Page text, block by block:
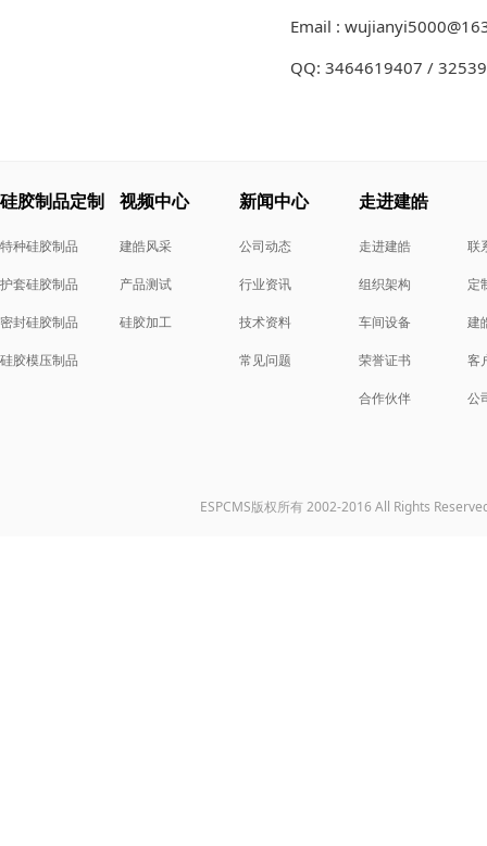
Email :
QQ: 3464619407 /
硅胶制品定制
特种硅胶制品
护套硅胶制品
密封硅胶制品
硅胶模压制品
视频中心
建皓风采
产品测试
硅胶加工
新闻中心
公司动态
行业资讯
技术资料
常见问题
走进建皓
走进建皓 联
组织架构 定
车间设备 建
荣誉证书 客
合作伙伴 公
ESPCMS版权所有 2002-2016 All Rights